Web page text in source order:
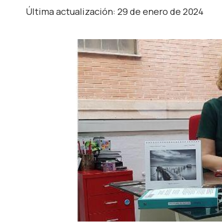
Última actualización: 29 de enero de 2024